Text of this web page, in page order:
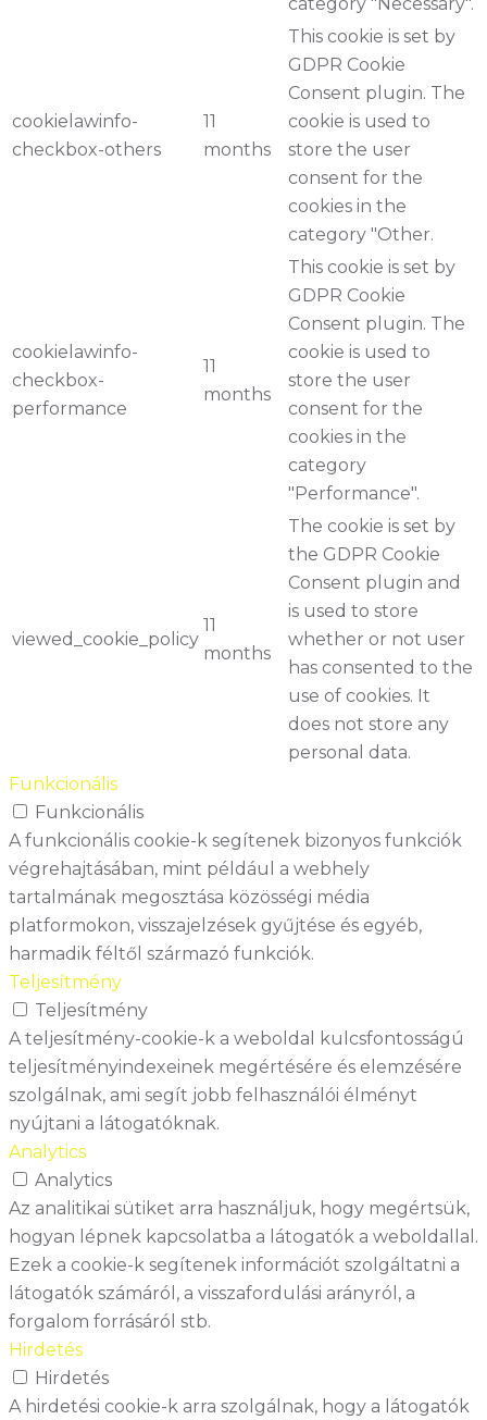
cookielawinfo-
checkbox-others
11
months
This cookie is set by
GDPR Cookie
Consent plugin. The
cookie is used to
store the user
consent for the
cookies in the
category "Other.
cookielawinfo-
checkbox-
performance
11
months
This cookie is set by
GDPR Cookie
Consent plugin. The
cookie is used to
store the user
consent for the
cookies in the
category
"Performance".
viewed_cookie_policy
11
months
The cookie is set by
the GDPR Cookie
Consent plugin and
is used to store
whether or not user
has consented to the
use of cookies. It
does not store any
personal data.
Funkcionális
Funkcionális
A funkcionális cookie-k segítenek bizonyos funkciók
végrehajtásában, mint például a webhely
tartalmának megosztása közösségi média
platformokon, visszajelzések gyűjtése és egyéb,
harmadik féltől származó funkciók.
Teljesítmény
Teljesítmény
A teljesítmény-cookie-k a weboldal kulcsfontosságú
teljesítményindexeinek megértésére és elemzésére
szolgálnak, ami segít jobb felhasználói élményt
nyújtani a látogatóknak.
Analytics
Analytics
Az analitikai sütiket arra használjuk, hogy megértsük,
hogyan lépnek kapcsolatba a látogatók a weboldallal.
Ezek a cookie-k segítenek információt szolgáltatni a
látogatók számáról, a visszafordulási arányról, a
forgalom forrásáról stb.
Hirdetés
Hirdetés
A hirdetési cookie-k arra szolgálnak, hogy a látogatók